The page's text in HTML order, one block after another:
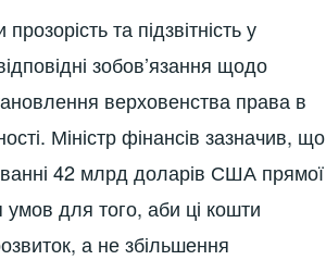
та підзвітність у
зобов’язання щодо
верховенства права в
Міністр фінансів зазначив, що
42 млрд доларів США прямої
для того, аби ці кошти
а не збільшення